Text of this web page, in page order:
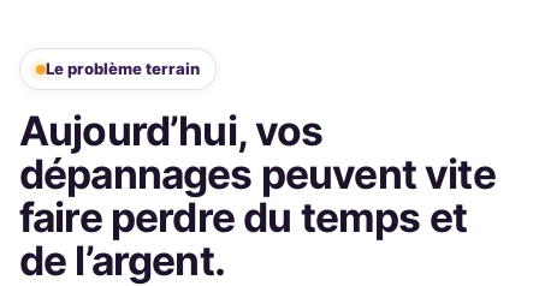
Le problème terrain
Aujourd’hui, vos
dépannages peuvent vite
faire perdre du temps et
de l’argent.